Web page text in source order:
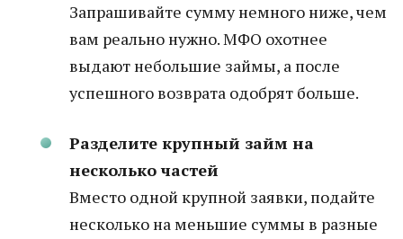
Запрашивайте сумму немного ниже, чем
вам реально нужно. МФО охотнее
выдают небольшие займы, а после
успешного возврата одобрят больше.
Разделите крупный займ на
несколько частей
Вместо одной крупной заявки, подайте
несколько на меньшие суммы в разные